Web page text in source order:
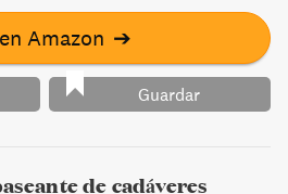
Amazon ➔
Guardar
de cadáveres